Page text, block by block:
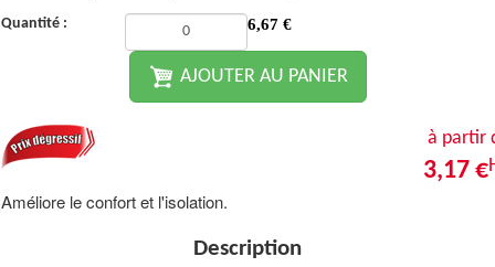
Quantité :
6,67 €
AJOUTER AU PANIER
à partir
3,17 €
Améliore le confort et l'isolation.
Description